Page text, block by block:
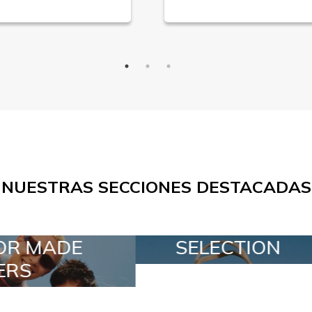
NUESTRAS SECCIONES DESTACADAS
SELECTION SPECIAL LOTS